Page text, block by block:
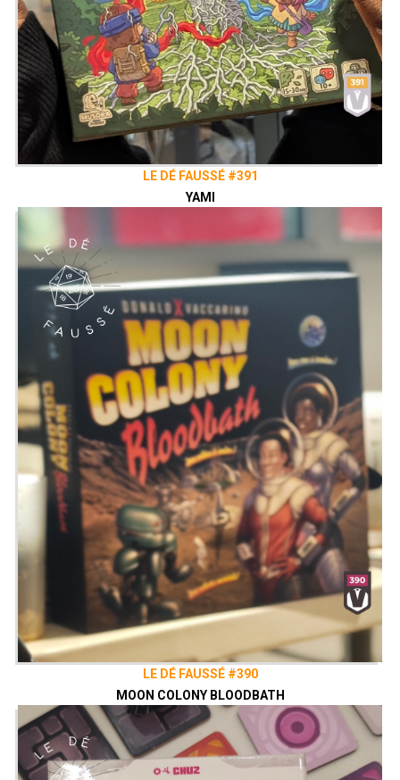
LE DÉ FAUSSÉ #391
YAMI
LE DÉ FAUSSÉ #390
MOON COLONY BLOODBATH